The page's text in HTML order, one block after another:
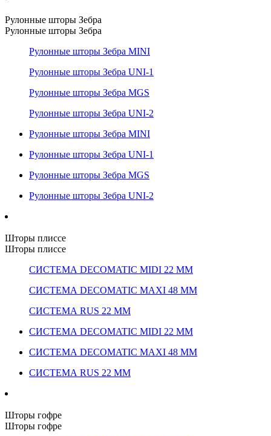
Рулонные шторы Зебра
Рулонные шторы Зебра
Рулонные шторы Зебра MINI
Рулонные шторы Зебра UNI-1
Рулонные шторы Зебра MGS
Рулонные шторы Зебра UNI-2
Рулонные шторы Зебра MINI
Рулонные шторы Зебра UNI-1
Рулонные шторы Зебра MGS
Рулонные шторы Зебра UNI-2
Шторы плиссе
Шторы плиссе
СИСТЕМА DECOMATIC MIDI 22 ММ
СИСТЕМА DECOMATIC MAXI 48 ММ
СИСТЕМА RUS 22 ММ
СИСТЕМА DECOMATIC MIDI 22 ММ
СИСТЕМА DECOMATIC MAXI 48 ММ
СИСТЕМА RUS 22 ММ
Шторы гофре
Шторы гофре